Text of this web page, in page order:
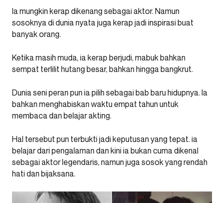
Ia mungkin kerap dikenang sebagai aktor. Namun
sosoknya di dunia nyata juga kerap jadi inspirasi buat
banyak orang.
Ketika masih muda, ia kerap berjudi, mabuk bahkan
sempat terlilit hutang besar, bahkan hingga bangkrut.
Dunia seni peran pun ia pilih sebagai bab baru hidupnya. Ia
bahkan menghabiskan waktu empat tahun untuk
membaca dan belajar akting.
Hal tersebut pun terbukti jadi keputusan yang tepat. ia
belajar dari pengalaman dan kini ia bukan cuma dikenal
sebagai aktor legendaris, namun juga sosok yang rendah
hati dan bijaksana.